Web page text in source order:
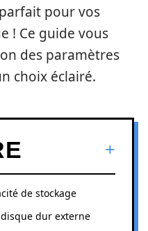
pour vos
! Ce guide vous
des paramètres
choix éclairé.
de stockage
dur externe